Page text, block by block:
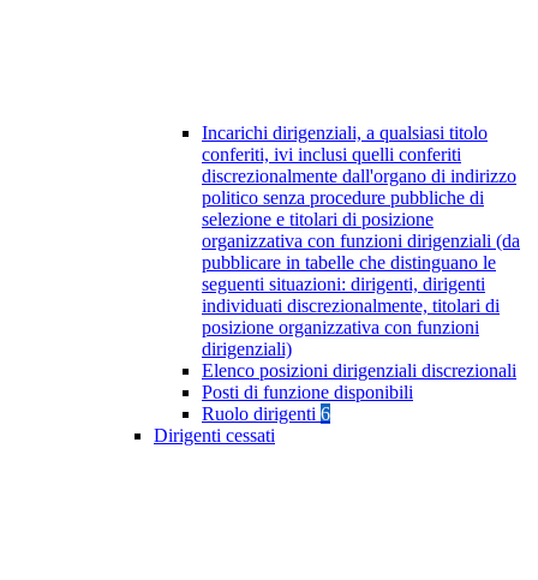
Incarichi dirigenziali, a qualsiasi titolo
conferiti, ivi inclusi quelli conferiti
discrezionalmente dall'organo di indirizzo
politico senza procedure pubbliche di
selezione e titolari di posizione
organizzativa con funzioni dirigenziali (da
pubblicare in tabelle che distinguano le
seguenti situazioni: dirigenti, dirigenti
individuati discrezionalmente, titolari di
posizione organizzativa con funzioni
dirigenziali)
Elenco posizioni dirigenziali discrezionali
Posti di funzione disponibili
Ruolo dirigenti 6
Dirigenti cessati